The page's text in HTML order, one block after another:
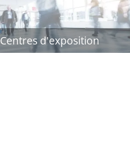
Centres d'exposition